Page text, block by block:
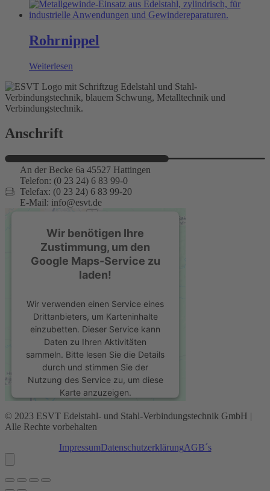
Rohrnippel
Weiterlesen
Anschrift
An der Becke 6a 45527 Hattingen
Telefon: (0 23 24) 6 83 99-0
Telefax: (0 23 24) 6 83 99-20
E-Mail: info@esvt.de
Wir benötigen Ihre
Zustimmung, um den
Google Maps-Service zu
laden!
Wir verwenden einen Service eines
Drittanbieters, um Karteninhalte
einzubetten. Dieser Service kann
Daten zu Ihren Aktivitäten
sammeln. Bitte lesen Sie die Details
durch und stimmen Sie der
Nutzung des Service zu, um diese
Karte anzuzeigen.
Mehr Informationen
Akzeptieren
powered by
© 2023 ESVT Edelstahl- und Stahl-Verbindungstechnik GmbH |
Alle Rechte vorbehalten
ImpressumDatenschutz­erklärungAGB´s